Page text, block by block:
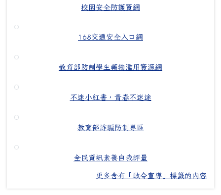
校園安全防護資網
168交通安全入口網
教育部防制學生藥物濫用資源網
不迷小紅書，青春不迷途
教育部詐騙防制專區
全民資訊素養自我評量
更多含有「政令宣導」標籤的內容